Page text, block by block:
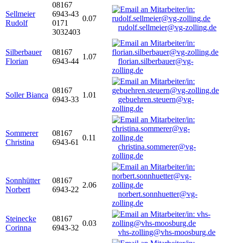
Sellmeier
Rudolf
08167
6943-43
0171
3032403
0.07
rudolf.sellmeier@vg-zolling.de
Silberbauer
Florian
08167
6943-44
1.07
florian.silberbauer@vg-
zolling.de
Soller Bianca
08167
6943-33
1.01
gebuehren.steuern@vg-
zolling.de
Sommerer
Christina
08167
6943-61
0.11
christina.sommerer@vg-
zolling.de
Sonnhütter
Norbert
08167
6943-22
2.06
norbert.sonnhuetter@vg-
zolling.de
Steinecke
Corinna
08167
6943-32
0.03
vhs-zolling@vhs-moosburg.de